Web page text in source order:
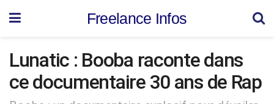
Freelance Infos
Lunatic : Booba raconte dans
ce documentaire 30 ans de Rap